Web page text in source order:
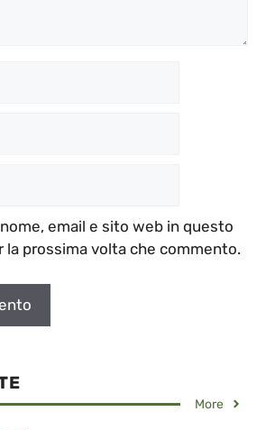
email e sito web in questo
la prossima volta che commento.
More